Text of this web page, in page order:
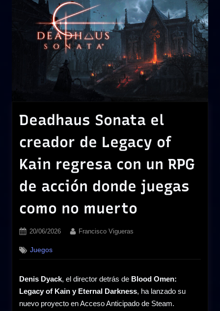
Deadhaus Sonata el
creador de Legacy of
Kain regresa con un RPG
de acción donde juegas
como no muerto
Posted
20/06/2026 By
Francisco Vigueras
Juegos
Denis Dyack, el director detrás de Blood Omen:
Legacy of Kain y Eternal Darkness, ha lanzado su
nuevo proyecto en Acceso Anticipado de Steam.